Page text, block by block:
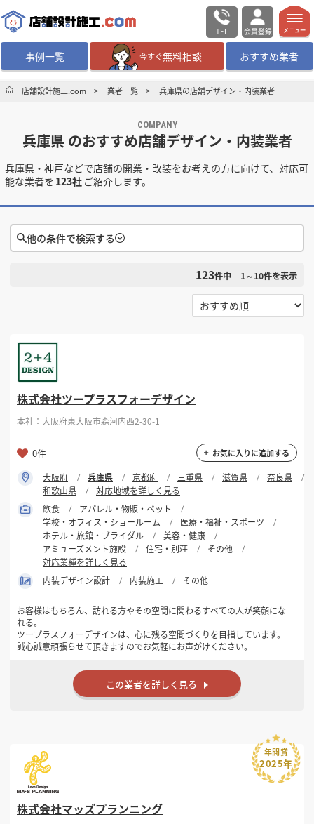
TEL 会員登録
事例一覧 今すぐ無料相談 おすすめ業者
無料相談 ログイン／会員登録
デザイン設計・施工 業者を探す
店舗・商業施設の施工事例を探す
マッチング案件一覧
店舗設計施工.comとは
店舗開業・改装を
メニュー
店舗設計施工.com 業者一覧 兵庫県の店舗デザイン・内装業者
COMPANY
兵庫県 のおすすめ店舗デザイン・内装業者
兵庫県・神戸などで店舗の開業・改装をお考えの方に向けて、対応可
能な業者を 123社 ご紹介します。
他の条件で検索する
兵庫県
フリーワード
検索する
123件中 1～10件を表示
株式会社ツープラスフォーデザイン
本社：大阪府東大阪市森河内西2-30-1
0件 お気に入りに追加する
大阪府 兵庫県 京都府 三重県 滋賀県
奈良県
和歌山県
対応地域を詳しく見る
飲食
アパレル・物販・ペット
学校・オフィス・ショールーム
医療・福祉・スポーツ
ホテル・旅館・ブライダル
美容・健康
アミューズメント施設
住宅・別荘
その他
対応業種を詳しく見る
内装デザイン設計
内装施工 その他
お客様はもちろん、訪れる方やその空間に関わるすべての人が笑顔にな
れる。
ツープラスフォーデザインは、心に残る空間づくりを目指しています。
誠心誠意頑張らせて頂きますのでお気軽にお声がけください。
この業者を詳しく見る
株式会社マッズプランニング
年間賞
2025年